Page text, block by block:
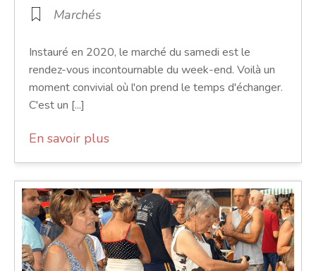
Marchés
Instauré en 2020, le marché du samedi est le
rendez-vous incontournable du week-end. Voilà un
moment convivial où l'on prend le temps d'échanger.
C'est un [...]
En savoir plus